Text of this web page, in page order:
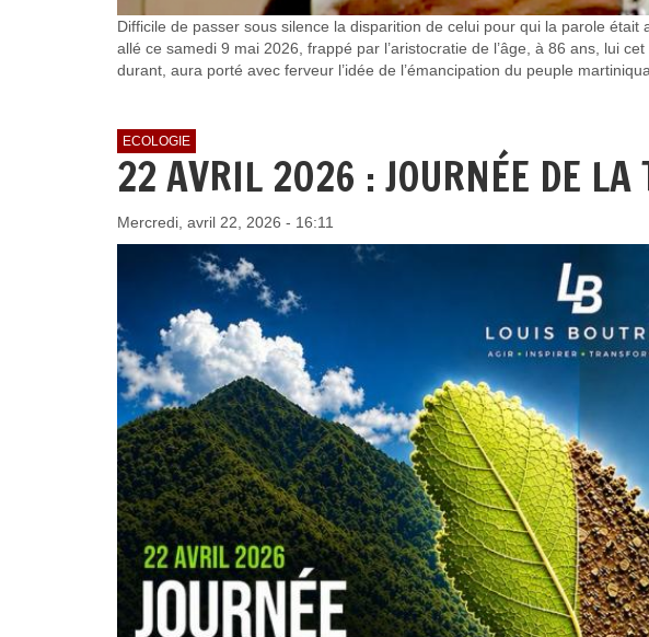
Difficile de passer sous silence la disparition de celui pour qui la parole
allé ce samedi 9 mai 2026, frappé par l’aristocratie de l’âge, à 86 ans, lui
durant, aura porté avec ferveur l’idée de l’émancipation du peuple
ECOLOGIE
22 AVRIL 2026 : JOURNÉE DE LA
Mercredi, avril 22, 2026 - 16:11